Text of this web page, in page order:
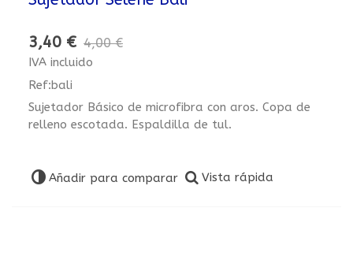
3,40 € 4,00 €
IVA incluido
Ref:bali
Sujetador Básico de microfibra con aros. Copa de
relleno escotada. Espaldilla de tul.
Añadir para comparar Vista rápida